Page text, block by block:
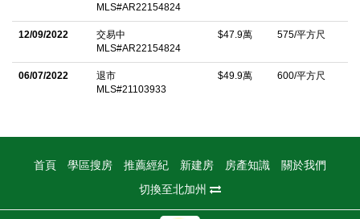
MLS#AR22154824
12/09/2022
交易中
MLS#AR22154824
$47.9萬 575/平方尺
06/07/2022
退市
MLS#21103933
$49.9萬 600/平方尺
首頁 學區搜房 推薦經紀 新建房 房產知識
關於我們
切換至北加州